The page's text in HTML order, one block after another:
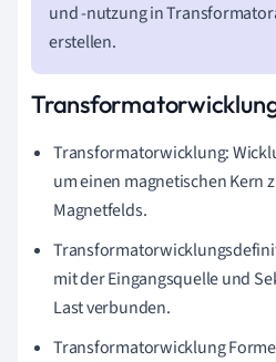
und -nutzung in
erstellen.
Transformatorwicklung:
um einen magnetischen Kern
Magnetfelds.
mit der Eingangsquelle und
Last verbunden.
Transformatorwicklung